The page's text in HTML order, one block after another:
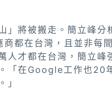
」將被搬走。簡立峰分
都在台灣，且並非每
人才都在台灣，簡立峰
「在Google工作也20
」